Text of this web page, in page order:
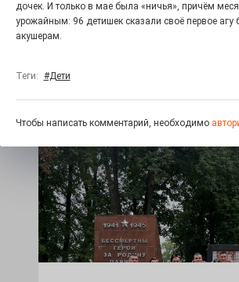
«Районы-кварталы»
путешествуют по городу
Радость в квадрате! На этой неделе
дочек. И только в мае была «ничья», причём
урожайным: 96 детишек сказали своё первое агу
акушерам.
Теги: #Дети
Чтобы написать комментарий, необходимо